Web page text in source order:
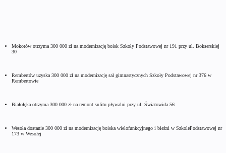
Mokotów otrzyma 300 000 zł na modernizację boisk Szkoły Podstawowej nr 191 przy ul. Bokserskiej
30
Rembertów uzyska 300 000 zł na modernizację sal gimnastycznych Szkoły Podstawowej nr 376 w
Rembertowie
Białołęka otrzyma 300 000 zł na remont sufitu pływalni przy ul. Światowida 56
Wesoła dostanie 300 000 zł na modernizację boiska wielofunkcyjnego i bieżni w SzkolePodstawowej nr
173 w Wesołej